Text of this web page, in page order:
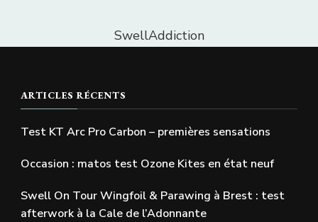
SwellAddiction
ARTICLES RÉCENTS
Test KT Arc Pro Carbon – premières sensations
Occasion : matos test Ozone Kites en état neuf
Swell On Tour Wingfoil & Parawing à Brest : test
afterwork à la Cale de l’Adonnante